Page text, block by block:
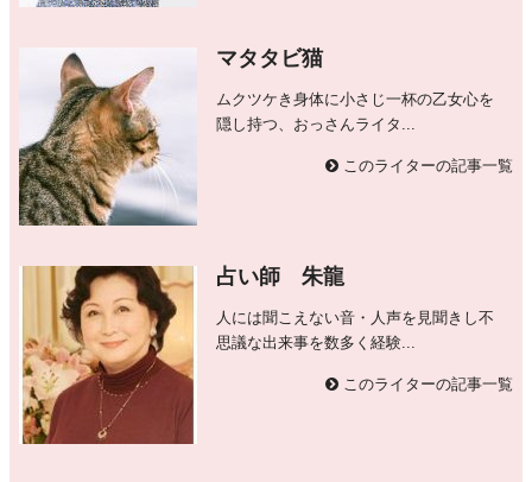
マタタビ猫
ムクツケき身体に小さじ一杯の乙女心を
隠し持つ、おっさんライタ...
このライターの記事一覧
占い師 朱龍
人には聞こえない音・人声を見聞きし不
思議な出来事を数多く経験...
このライターの記事一覧